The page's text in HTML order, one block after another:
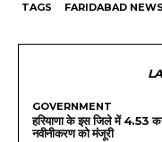
TAGS FARIDABAD NEWS
GOVERNMENT
हरियाणा के इस जिले में 4.53
नवीनीकरण को मंजूरी